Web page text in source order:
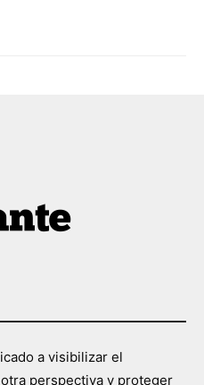
a visibilizar el
perspectiva y proteger